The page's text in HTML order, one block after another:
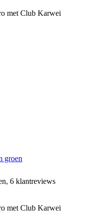
met Club Karwei
groen
6 klantreviews
met Club Karwei